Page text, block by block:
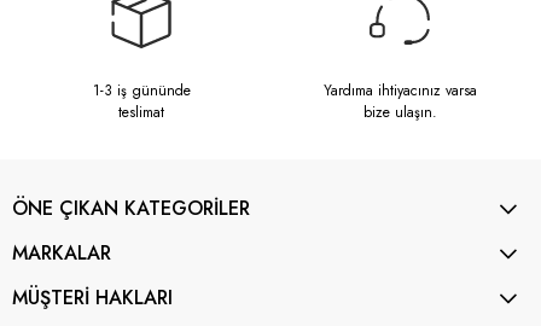
1-3 iş gününde
teslimat
Yardıma ihtiyacınız varsa
bize ulaşın.
ÖNE ÇIKAN KATEGORİLER
MARKALAR
MÜŞTERİ HAKLARI